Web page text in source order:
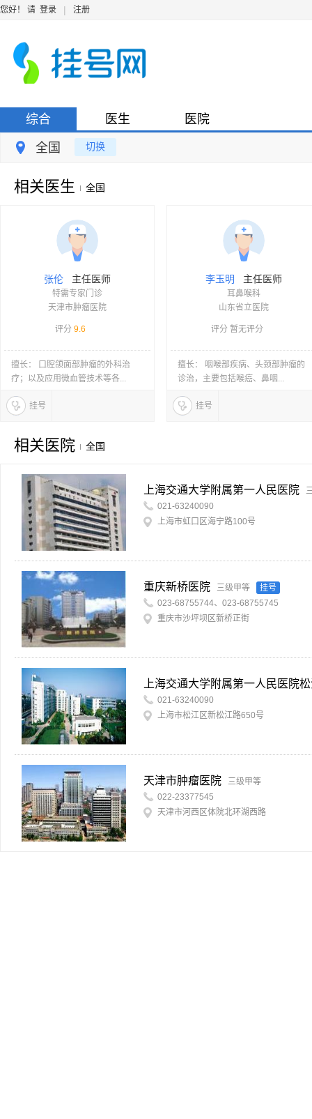
您好！ 请 登录 | 注册
综合 医生 医院
全国 切换
相关医生 全国
张伦 主任医师
特需专家门诊
天津市肿瘤医院
评分 9.6
擅长： 口腔颌面部肿瘤的外科治
疗；以及应用微血管技术等各...
挂号
李玉明 主任医师
耳鼻喉科
山东省立医院
评分 暂无评分
擅长： 咽喉部疾病、头颈部肿瘤的
诊治，主要包括喉癌、鼻咽...
挂号
相关医院 全国
上海交通大学附属第一人民医院
021-63240090
上海市虹口区海宁路100号
重庆新桥医院 三级甲等
挂号
023-68755744、023-68755745
重庆市沙坪坝区新桥正街
上海交通大学附属第一人民医院
021-63240090
上海市松江区新松江路650号
天津市肿瘤医院
三级甲等
022-23377545
天津市河西区体院北环湖西路